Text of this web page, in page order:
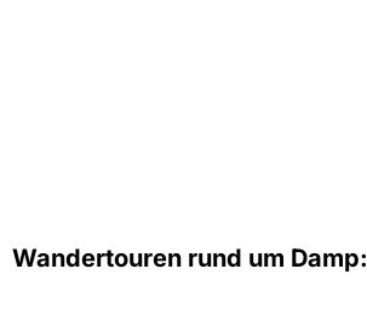
Wandertouren rund um Damp: